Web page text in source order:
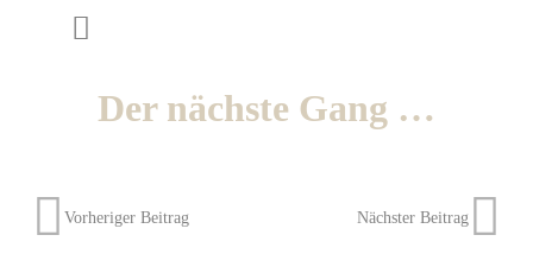
Der nächste Gang …
Vorheriger Beitrag Nächster Beitrag